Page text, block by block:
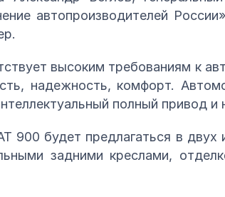
автопроизводителей
высоким требованиям к
надежность, комфорт.
полный привод
900 будет предлагаться в
задними креслами,